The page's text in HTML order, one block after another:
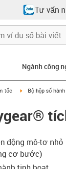
Tư vấn
Ngành công
right
tốc igus-icon-arrow-
Bộ hộp số
động mô-tơ nhỏ
cơ bước)